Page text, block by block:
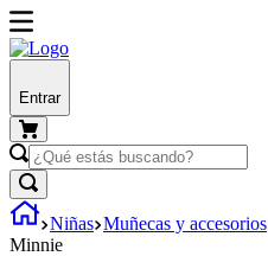
Entrar
Niñas Muñecas y accesorios
Minnie